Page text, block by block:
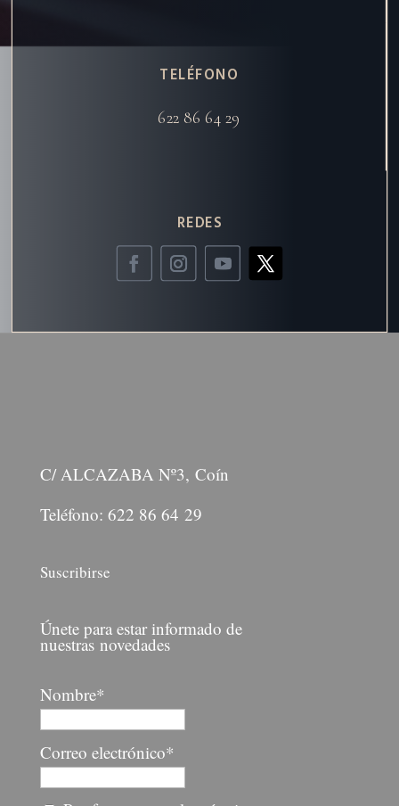
TELÉFONO
622 86 64 29
REDES
C/ ALCAZABA Nº3, Coín
Teléfono: 622 86 64 29
Suscribirse
Únete para estar informado de
nuestras novedades
Nombre*
Correo electrónico*